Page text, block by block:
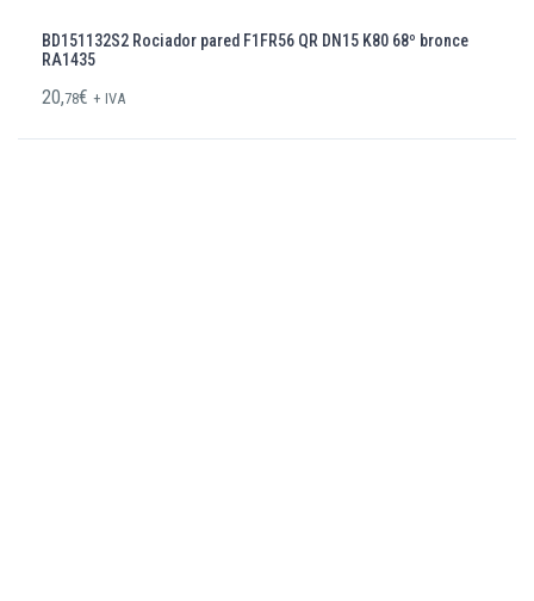
BD151132S2 Rociador pared F1FR56 QR DN15 K80 68º bronce
RA1435
20,78€ + IVA